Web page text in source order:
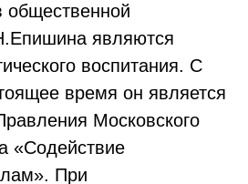
общественной
являются
воспитания. C
время он является
Московского
«Содействие
При